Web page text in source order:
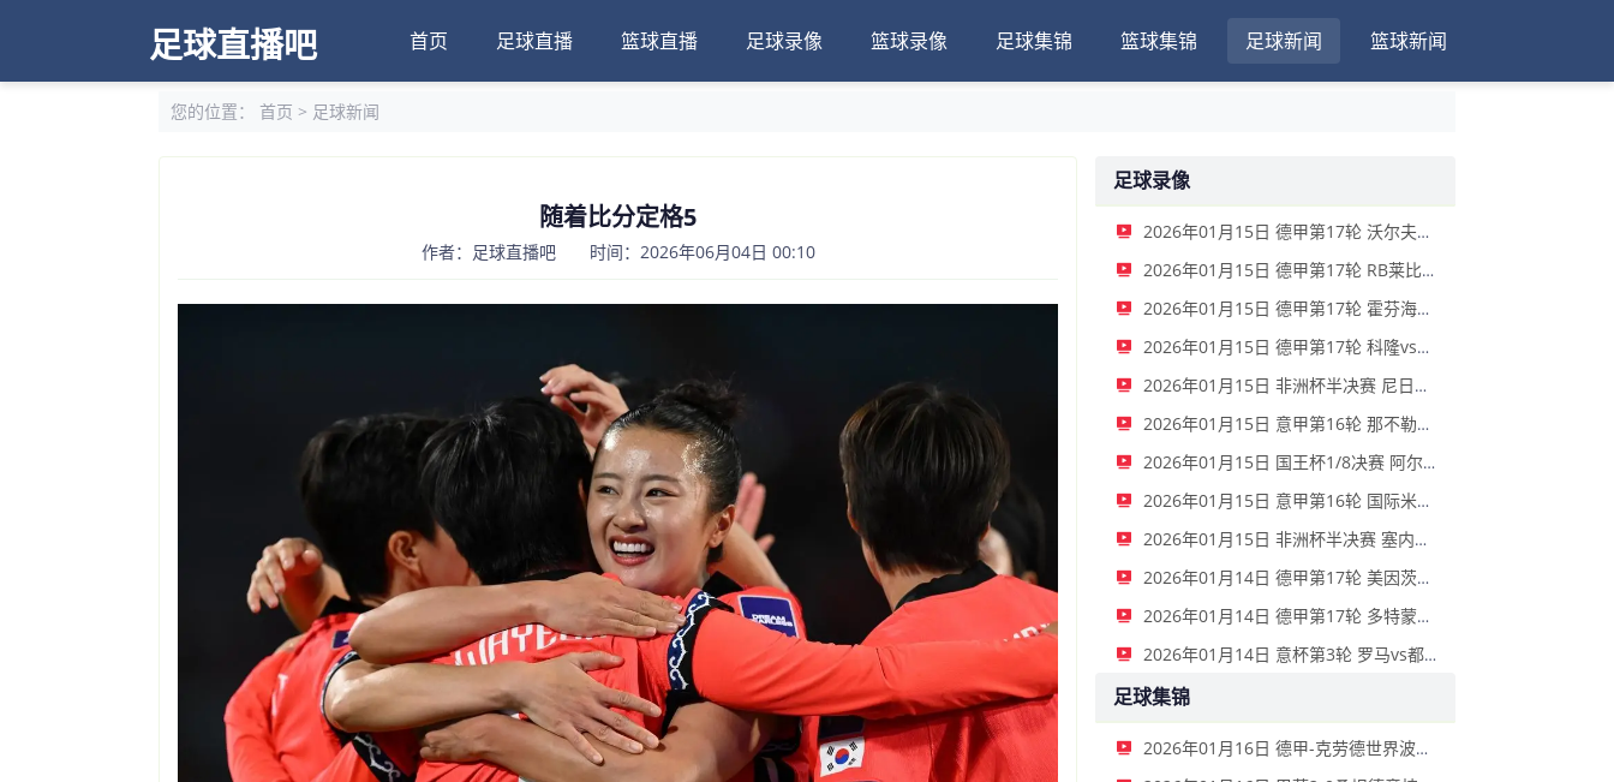
足球直播吧 首页 足球直播 篮球直播 足球录像 篮球录像 足球集锦 篮球集锦 足球新闻 篮球新闻
您的位置： 首页 > 足球新闻
随着比分定格5
作者：足球直播吧 时间：2026年06月04日 00:10
足球录像
2026年01月15日 德甲第17轮 沃尔夫斯堡vs圣保利 全场录像
2026年01月15日 德甲第17轮 RB莱比锡vs弗赖堡 全场录像
2026年01月15日 德甲第17轮 霍芬海姆vs门兴 全场录像
2026年01月15日 德甲第17轮 科隆vs拜仁慕尼黑 全场录像
2026年01月15日 非洲杯半决赛 尼日利亚vs摩洛哥 全场录像
2026年01月15日 意甲第16轮 那不勒斯vs帕尔马 全场录像
2026年01月15日 国王杯1/8决赛 阿尔瓦塞特vs皇家马德里 全场录像
2026年01月15日 意甲第16轮 国际米兰vs莱切 全场录像
2026年01月15日 非洲杯半决赛 塞内加尔vs埃及 全场录像
2026年01月14日 德甲第17轮 美因茨vs海登海姆 全场录像
2026年01月14日 德甲第17轮 多特蒙德vs不莱梅 全场录像
2026年01月14日 意杯第3轮 罗马vs都灵 全场录像
足球集锦
2026年01月16日 德甲-克劳德世界波柳比西奇绝平 十人柏林联合1-1奥格斯堡